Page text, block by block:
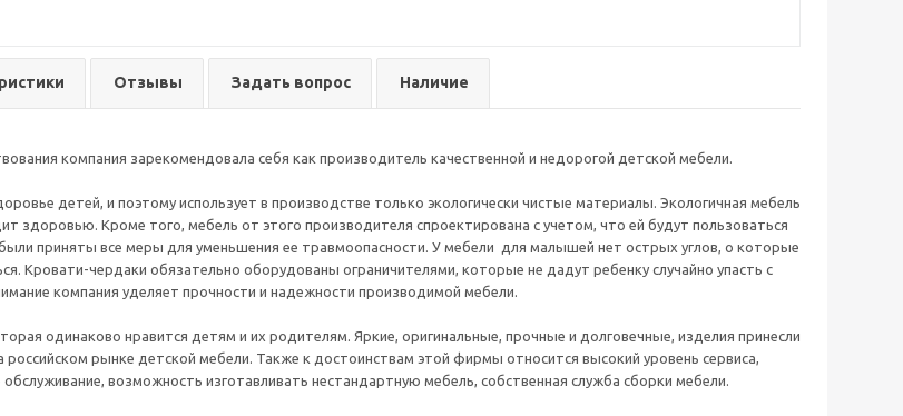
Отзывы Задать вопрос Наличие
компания зарекомендовала себя как производитель качественной и недорогой детской мебели.
детей, и поэтому использует в производстве только экологически чистые материалы. Экологичная мебель
здоровью. Кроме того, мебель от этого производителя спроектирована с учетом, что ей будут пользоваться
приняты все меры для уменьшения ее травмоопасности. У мебели для малышей нет острых углов, о которые
Кровати-чердаки обязательно оборудованы ограничителями, которые не дадут ребенку случайно упасть с
компания уделяет прочности и надежности производимой мебели.
одинаково нравится детям и их родителям. Яркие, оригинальные, прочные и долговечные, изделия принесли
рынке детской мебели. Также к достоинствам этой фирмы относится высокий уровень сервиса,
обслуживание, возможность изготавливать нестандартную мебель, собственная служба сборки мебели.